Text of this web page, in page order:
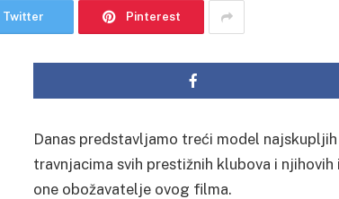
Twitter Pinterest
Danas predstavljamo treći model
travnjacima svih prestižnih klubova i
one obožavatelje ovog filma.